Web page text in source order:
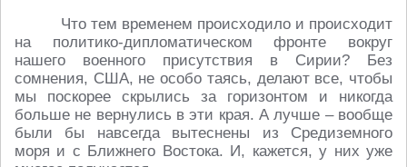
Что тем временем происходило и происходит
на политико-дипломатическом фронте вокруг
нашего военного присутствия в Сирии? Без
сомнения, США, не особо таясь, делают все, чтобы
мы поскорее скрылись за горизонтом и никогда
больше не вернулись в эти края. А лучше – вообще
были бы навсегда вытеснены из Средиземного
моря и с Ближнего Востока. И, кажется, у них уже